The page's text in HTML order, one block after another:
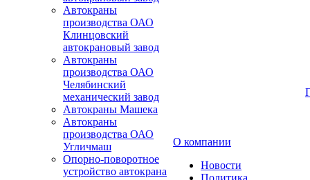
Автокраны
производства ОАО
Клинцовский
автокрановый завод
Автокраны
производства ОАО
Челябинский
механический завод
Автокраны Машека
Автокраны
производства ОАО
Угличмаш
Опорно-поворотное
устройство автокрана
О компании
Новости
Политика